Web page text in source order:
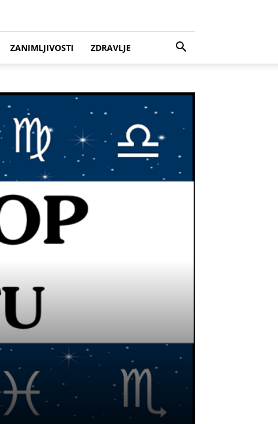
ZANIMLJIVOSTI ZDRAVLJE